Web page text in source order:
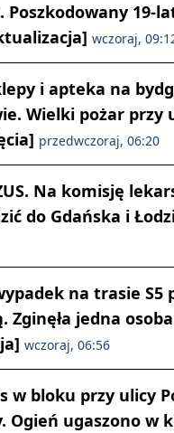
Poszkodowany 19-
wczoraj,
i apteka na
Wielki pożar przy
przedwczoraj, 06:20
Na komisję
do Gdańska i
na trasie S5
Zginęła jedna osoba
wczoraj, 06:56
w bloku przy ulicy
Ogień ugaszono w